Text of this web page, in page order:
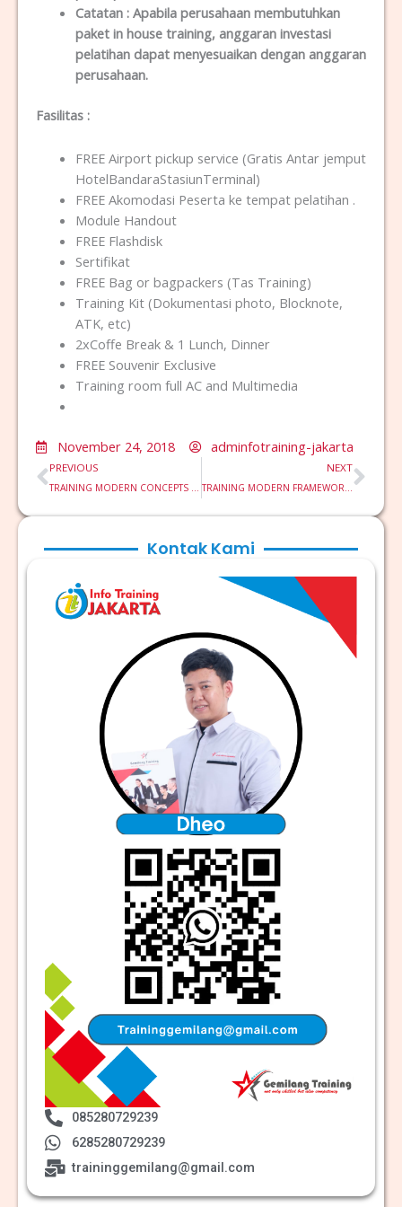
Catatan :Apabila perusahaan membutuhkan
paket in house training, anggaran investasi
pelatihan dapat menyesuaikan dengan anggaran
perusahaan.
Fasilitas :
FREE Airport pickup service (Gratis Antar jemput
HotelBandaraStasiunTerminal)
FREE Akomodasi Peserta ke tempat pelatihan .
Module Handout
FREE Flashdisk
Sertifikat
FREE Bag or bagpackers (Tas Training)
Training Kit (Dokumentasi photo, Blocknote,
ATK, etc)
2xCoffe Break & 1 Lunch, Dinner
FREE Souvenir Exclusive
Training room full AC and Multimedia
November 24, 2018 adminfotraining-jakarta
Prev
PREVIOUS
TRAINING MODERN CONCEPTS OF MARKETING
NEXT
TRAINING MODERN FRAMEWORK OF INTERNAL AUDITING
Kontak Kami
085280729239
6285280729239
traininggemilang@gmail.com